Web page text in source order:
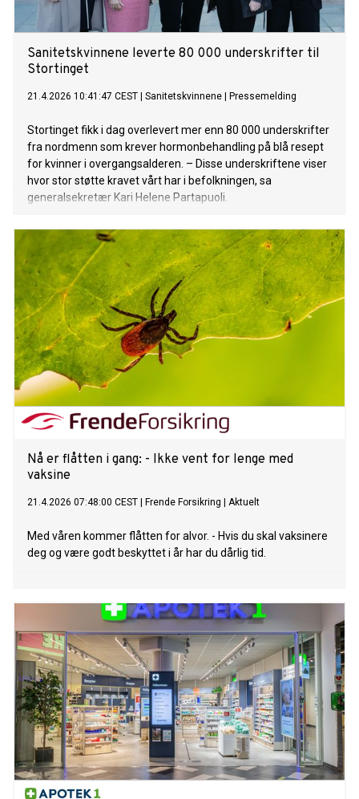
Sanitetskvinnene leverte 80 000 underskrifter til
Stortinget
21.4.2026 10:41:47 CEST Sanitetskvinnene Pressemelding
Stortinget fikk i dag overlevert mer enn 80 000 underskrifter
fra nordmenn som krever hormonbehandling på blå resept
for kvinner i overgangsalderen. – Disse underskriftene viser
hvor stor støtte kravet vårt har i befolkningen, sa
generalsekretær Kari Helene Partapuoli.
Nå er flåtten i gang: - Ikke vent for lenge med
vaksine
21.4.2026 07:48:00 CEST Frende Forsikring Aktuelt
Med våren kommer flåtten for alvor. - Hvis du skal vaksinere
deg og være godt beskyttet i år har du dårlig tid.